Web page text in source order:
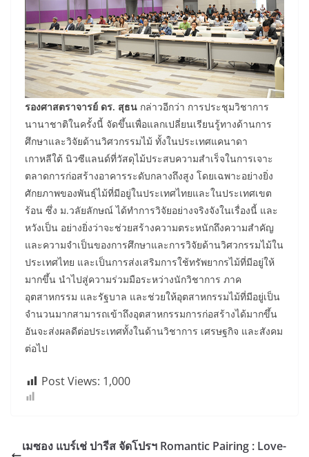
รองศาสตราจารย์ ดร. สุธน กล่าวอีกว่า การประชุมวิชาการ
นานาชาติในครั้งนี้ จัดขึ้นเพื่อแลกเปลี่ยนเรียนรู้ทางด้านการ
ศึกษาและวิจัยด้านวิศวกรรมไม้ ทั้งในประเทศแคนาดา
เกาหลีใต้ นิวซีแลนด์ที่วัสดุไม้ประสบความสำเร็จในการเจาะ
ตลาดการก่อสร้างอาคารระดับกลางถึงสูง โดยเฉพาะอย่างยิ่ง
ศักยภาพของพันธุ์ไม้ที่มีอยู่ในประเทศไทยและในประเทศเขต
ร้อน ซึ่ง ม.วลัยลักษณ์ ได้ทำการวิจัยอย่างจริงจังในเรื่องนี้ และ
หวังเป็น อย่างยิ่งว่าจะช่วยสร้างความตระหนักถึงความสำคัญ
และความจำเป็นของการศึกษาและการวิจัยด้านวิศวกรรมไม้ใน
ประเทศไทย และเป็นการส่งเสริมการใช้ทรัพยากรไม้ที่มีอยู่ให้
มากขึ้น นำไปสู่ความร่วมมือระหว่างนักวิชาการ ภาค
อุตสาหกรรม และรัฐบาล และช่วยให้อุตสาหกรรมไม้ที่มีอยู่เป็น
จำนวนมากสามารถเข้าถึงอุตสาหกรรมการก่อสร้างได้มากขึ้น
อันจะส่งผลดีต่อประเทศทั้งในด้านวิชาการ เศรษฐกิจ และสังคม
ต่อไป
Post Views: 1,000
เมซอง แบร์เช่ ปารีส จัดโปรฯ Romantic Pairing : Love-